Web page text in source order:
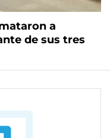
a
de sus tres